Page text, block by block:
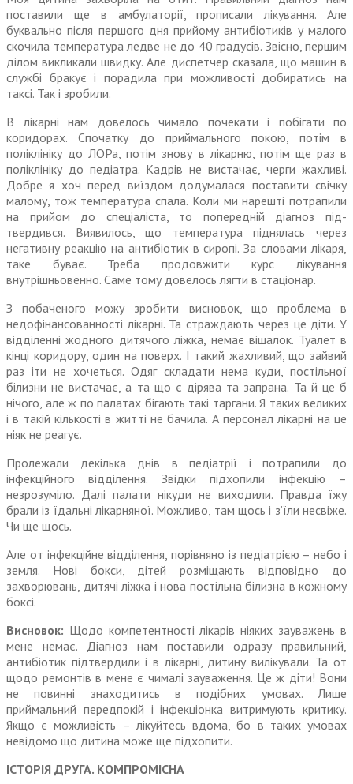
поста­вили ще в амбулаторії, прописали лікування. Але
буквально після першого дня прийому антибіотиків у малого
скочила температура ледве не до 40 градусів. Звісно, першим
ділом викликали швидку. Але диспетчер сказала, що машин в
службі бракує і порадила при можливості добиратись на
таксі. Так і зробили.
В лікарні нам довелось чимало почекати і побігати по
коридорах. Спочатку до приймального покою, потім в
поліклініку до ЛОРа, потім знову в лікарню, потім ще раз в
поліклініку до педіатра. Кадрів не вистачає, черги жахливі.
Добре я хоч перед виїздом додумалася поставити свічку
малому, тож температура спала. Коли ми нарешті потрапили
на прийом до спеціаліста, то попередній діагноз під­
твердився. Виявилось, що температура піднялась через
негативну реакцію на антибіотик в сиропі. За словами лікаря,
таке буває. Треба продовжити курс лікування
внутрішньовенно. Саме тому довелось лягти в стаціонар.
З побаченого можу зробити висновок, що проблема в
недофі­нансованності лікарні. Та страждають через це діти. У
відділенні жодного дитячого ліжка, немає вішалок. Туалет в
кінці коридору, один на поверх. І такий жахливий, що зайвий
раз іти не хочеться. Одяг складати нема куди, постільної
білизни не вистачає, а та що є дірява та запрана. Та й це б
нічого, але ж по палатах бігають такі таргани. Я таких великих
і в такій кількості в житті не бачила. А персонал лікарні на це
ніяк не реагує.
Пролежали декілька днів в педіатрії і потрапили до
інфекційного відділення. Звідки підхопили інфекцію –
незрозуміло. Далі палати нікуди не виходили. Правда їжу
брали із їдальні лікарняної. Мож­ливо, там щось і з’їли несвіже.
Чи ще щось.
Але от інфекційне відділення, порівняно із педіатрією – небо і
земля. Нові бокси, дітей розміщають відповідно до
захворювань, дитячі ліжка і нова постільна білизна в кожному
боксі.
Висновок: Щодо компетентності лікарів ніяких зауважень в
мене немає. Діагноз нам поставили одразу правильний,
антибіотик підтвердили і в лікарні, дитину вилікували. Та от
щодо ремонтів в мене є чималі зауваження. Це ж діти! Вони
не повинні знаходитись в подібних умовах. Лише
приймальний передпокій і інфекціонка витримують критику.
Якщо є можливість – лікуйтесь вдома, бо в таких умовах
невідомо що дитина може ще підхопити.
ІСТОРІЯ ДРУГА. КОМПРОМІСНА